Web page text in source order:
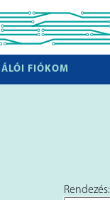
FIÓKOM
Rendezés: